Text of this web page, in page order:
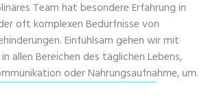
Team hat besondere Erfahrung in
oft komplexen Bedürfnisse von
Einfühlsam gehen wir mit
allen Bereichen des täglichen Lebens,
oder Nahrungsaufnahme, um.